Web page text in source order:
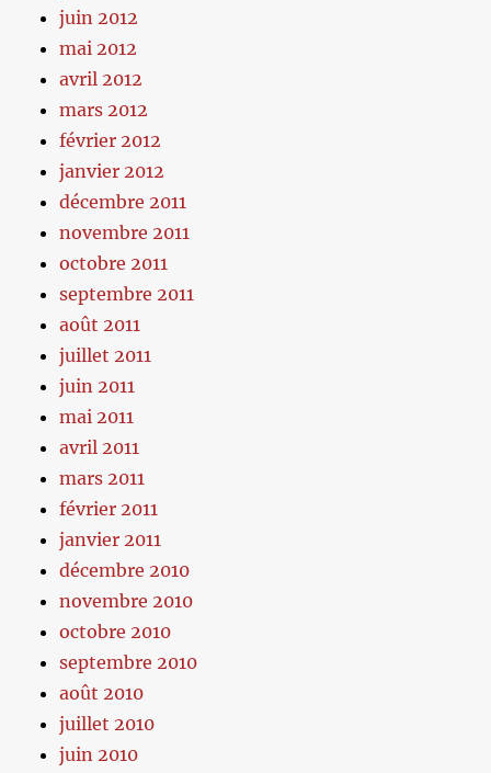
juin 2012
mai 2012
avril 2012
mars 2012
février 2012
janvier 2012
décembre 2011
novembre 2011
octobre 2011
septembre 2011
août 2011
juillet 2011
juin 2011
mai 2011
avril 2011
mars 2011
février 2011
janvier 2011
décembre 2010
novembre 2010
octobre 2010
septembre 2010
août 2010
juillet 2010
juin 2010